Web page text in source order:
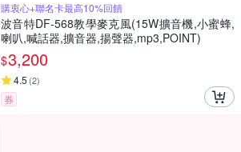
購衷心+聯名卡最高10%回饋
波音特DF-568教學麥克風(15W擴音機,小蜜蜂,
喇叭,喊話器,擴音器,揚聲器,mp3,POINT)
$3,200
4.5 (2)
券